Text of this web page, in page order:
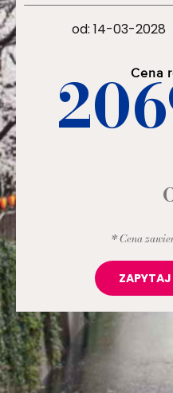
od: 14-03-2028
Cena
* Cena
ZAPYTAJ